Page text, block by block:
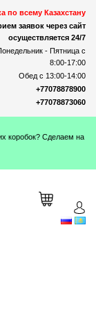
по всему Казахстану
заявок через сайт
осуществляется 24/7
- Пятница с
8:00-17:00
Обед с 13:00-14:00
+77078878900
+77078873060
коробок? Сделаем на